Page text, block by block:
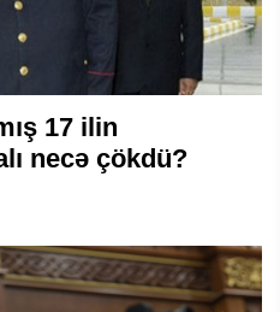
17 ilin
necə çökdü?